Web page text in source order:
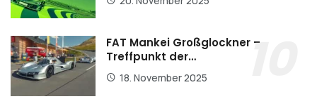
FAT Mankei Großglockner –
Treffpunkt der…
18. November 2025